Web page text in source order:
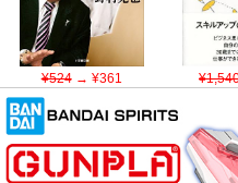
¥524→ ¥361